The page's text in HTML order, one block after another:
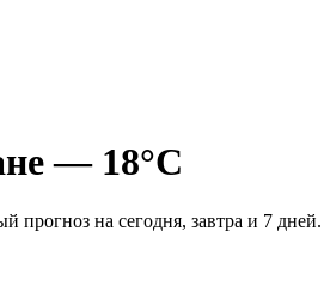
— 18°C
прогноз на сегодня, завтра и 7